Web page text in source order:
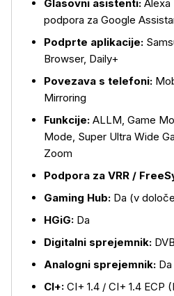
Več o izdelku
Glasovni asistenti: Alexa
podpora za Google
Podprte aplikacije:
Browser, Daily+
Povezava s telefoni:
Mirroring
Funkcije: ALLM, Game
Mode, Super Ultra Wide
Zoom
Podpora za VRR /
Gaming Hub: Da (v
HGiG: Da
Digitalni sprejemnik:
Analogni sprejemnik: Da
CI+: CI+ 1.4 / CI+ 1.4 ECP